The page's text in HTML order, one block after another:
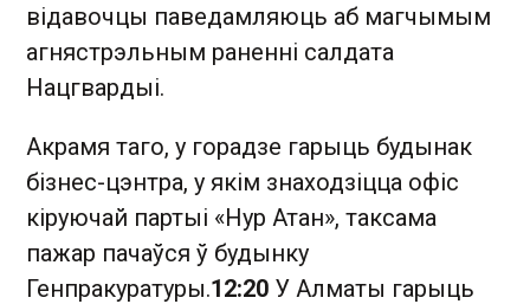
відавочцы паведамляюць аб магчымым
агнястрэльным раненні салдата
Нацгвардыі.
Акрамя таго, у горадзе гарыць будынак
бізнес-цэнтра, у якім знаходзіцца офіс
кіруючай партыі «Нур Атан», таксама
пажар пачаўся ў будынку
Генпракуратуры.12:20 У Алматы гарыць